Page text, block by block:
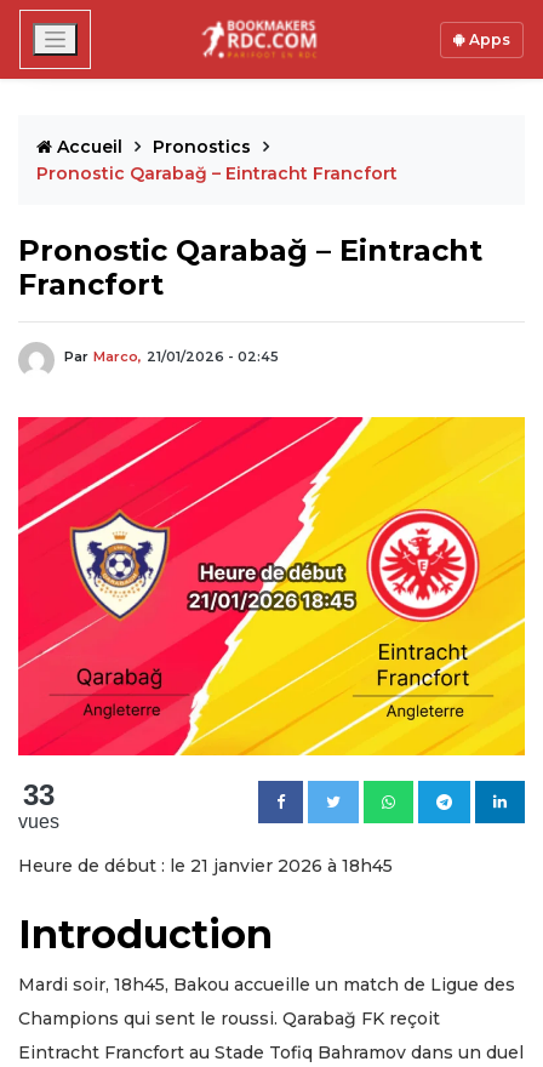
Apps
Accueil
Pronostics
Pronostic Qarabağ – Eintracht Francfort
Pronostic Qarabağ – Eintracht
Francfort
Par Marco, 21/01/2026 - 02:45
33
vues
Heure de début : le 21 janvier 2026 à 18h45
Introduction
Mardi soir, 18h45, Bakou accueille un match de Ligue des
Champions qui sent le roussi. Qarabağ FK reçoit
Eintracht Francfort au Stade Tofiq Bahramov dans un duel